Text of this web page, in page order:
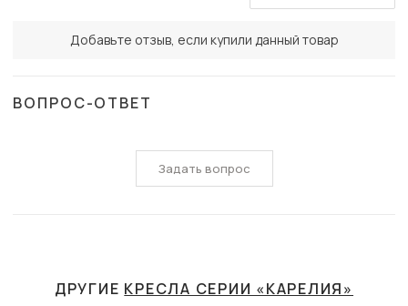
Добавьте отзыв, если купили данный товар
ВОПРОС-ОТВЕТ
Задать вопрос
ДРУГИЕ КРЕСЛА СЕРИИ «КАРЕЛИЯ»